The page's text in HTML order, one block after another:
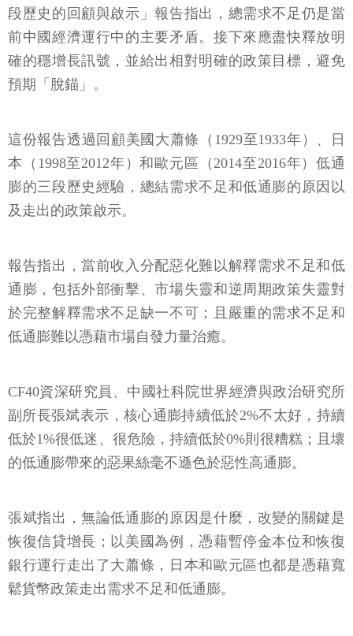
這份名為「走出需求不足和低通脹——基於美日歐三
段歷史的回顧與啟示」報告指出，總需求不足仍是當
前中國經濟運行中的主要矛盾。接下來應盡快釋放明
確的穩增長訊號，並給出相對明確的政策目標，避免
這份報告透過回顧美國大蕭條（1929至1933年）、日
本（1998至2012年）和歐元區（2014至2016年）低通
膨的三段歷史經驗，總結需求不足和低通膨的原因以
報告指出，當前收入分配惡化難以解釋需求不足和低
通膨，包括外部衝擊、市場失靈和逆周期政策失靈對
於完整解釋需求不足缺一不可；且嚴重的需求不足和
CF40資深研究員、中國社科院世界經濟與政治研究所
副所長張斌表示，核心通膨持續低於2%不太好，持續
低於1%很低迷、很危險，持續低於0%則很糟糕；且壞
張斌指出，無論低通膨的原因是什麼，改變的關鍵是
恢復信貸增長；以美國為例，憑藉暫停金本位和恢復
銀行運行走出了大蕭條，日本和歐元區也都是憑藉寬